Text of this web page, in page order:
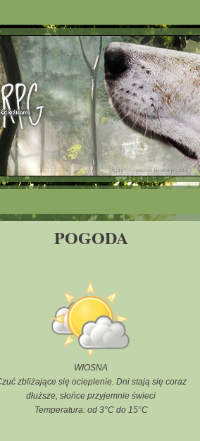
POGODA
WIOSNA
zbliżające się ocieplenie. Dni stają się coraz
dłuższe, słońce przyjemnie świeci
Temperatura: od 3°C do 15°C